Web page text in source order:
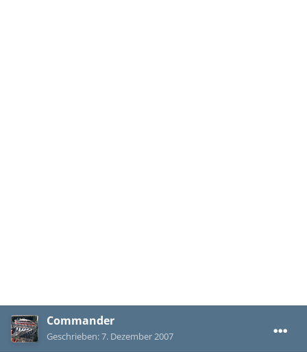
Commander
Geschrieben:7. Dezember 2007